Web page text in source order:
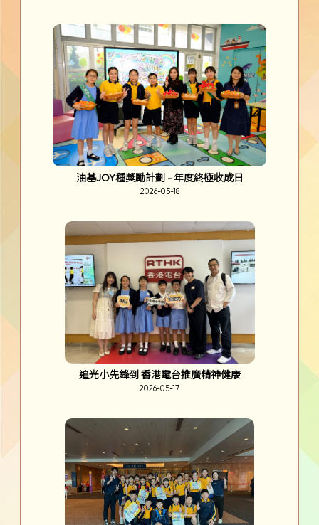
油基JOY種獎勵計劃 - 年度終極收成日
2026-05-18
追光小先鋒到 香港電台推廣精神健康
2026-05-17